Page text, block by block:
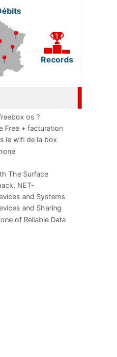
Records
os ?
Free + facturation
le wifi de la box
The Surface
NET-
and Systems
and Sharing
of Reliable Data